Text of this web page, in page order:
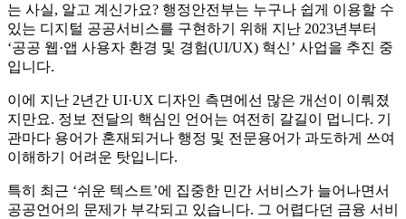
는 사실, 알고 계신가요? 행정안전부는 누구나 쉽게 이용할 수
있는 디지털 공공서비스를 구현하기 위해 지난 2023년부터
‘공공 웹·앱 사용자 환경 및 경험(UI/UX) 혁신’ 사업을 추진 중
입니다.
이에 지난 2년간 UI·UX 디자인 측면에선 많은 개선이 이뤄졌
지만요. 정보 전달의 핵심인 언어는 여전히 갈길이 멉니다. 기
관마다 용어가 혼재되거나 행정 및 전문용어가 과도하게 쓰여
이해하기 어려운 탓입니다.
특히 최근 ‘쉬운 텍스트’에 집중한 민간 서비스가 늘어나면서
공공언어의 문제가 부각되고 있습니다. 그 어렵다던 금융 서비